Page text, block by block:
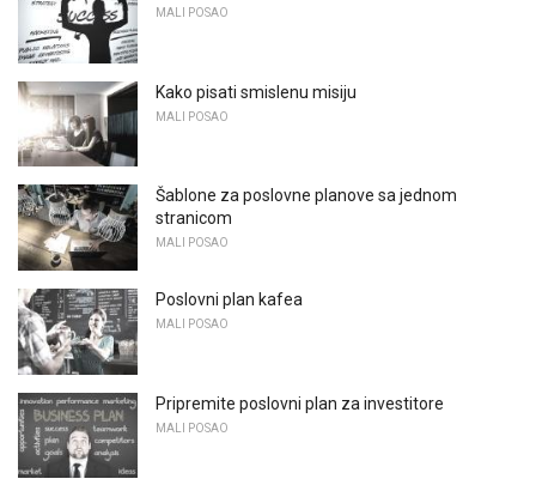
MALI POSAO
Kako pisati smislenu misiju
MALI POSAO
Šablone za poslovne planove sa jednom
stranicom
MALI POSAO
Poslovni plan kafea
MALI POSAO
Pripremite poslovni plan za investitore
MALI POSAO